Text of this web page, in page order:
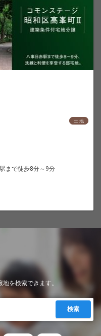
土 地
まで徒歩8分～9分
を検索できます。
検索